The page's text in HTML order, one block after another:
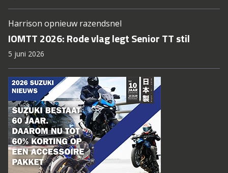
Harrison opnieuw razendsnel
IOMTT 2026: Rode vlag legt Senior TT stil
5 juni 2026